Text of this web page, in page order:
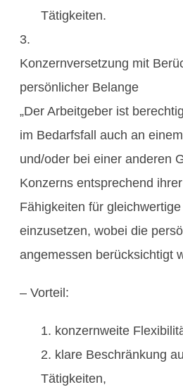
Tätigkeiten.
Konzernversetzung mit
persönlicher Belange
„Der Arbeitgeber ist
im Bedarfsfall auch an
und/oder bei einer anderen
Konzerns entsprechend
Fähigkeiten für
einzusetzen, wobei die
angemessen berücksichtigt
– Vorteil:
konzernweite
klare Beschränkung
Tätigkeiten,